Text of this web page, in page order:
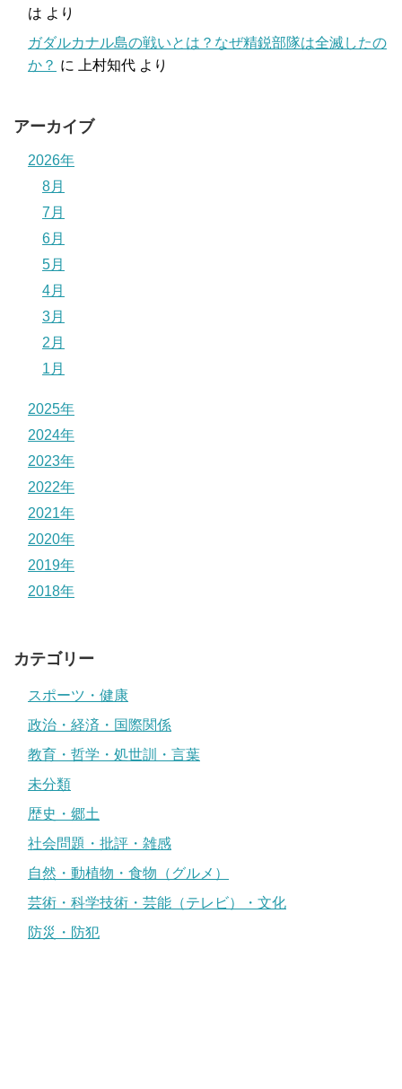
は より
ガダルカナル島の戦いとは？なぜ精鋭部隊は全滅したの
か？ に 上村知代 より
アーカイブ
2026年
8月
7月
6月
5月
4月
3月
2月
1月
2025年
2024年
2023年
2022年
2021年
2020年
2019年
2018年
カテゴリー
スポーツ・健康
政治・経済・国際関係
教育・哲学・処世訓・言葉
未分類
歴史・郷土
社会問題・批評・雑感
自然・動植物・食物（グルメ）
芸術・科学技術・芸能（テレビ）・文化
防災・防犯